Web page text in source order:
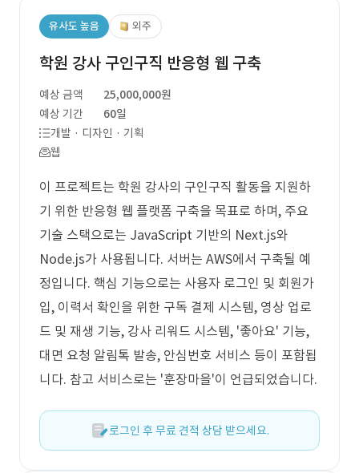
유사도 높음 외주
학원 강사 구인구직 반응형 웹 구축
예상 금액
25,000,000원
예상 기간
60일
개발 · 디자인 · 기획
웹
이 프로젝트는 학원 강사의 구인구직 활동을 지원하
기 위한 반응형 웹 플랫폼 구축을 목표로 하며, 주요
기술 스택으로는 JavaScript 기반의 Next.js와
Node.js가 사용됩니다. 서버는 AWS에서 구축될 예
정입니다. 핵심 기능으로는 사용자 로그인 및 회원가
입, 이력서 확인을 위한 구독 결제 시스템, 영상 업로
드 및 재생 기능, 강사 리워드 시스템, '좋아요' 기능,
대면 요청 알림톡 발송, 안심번호 서비스 등이 포함됩
니다. 참고 서비스로는 '훈장마을'이 언급되었습니다.
로그인 후 무료 견적 상담 받으세요.